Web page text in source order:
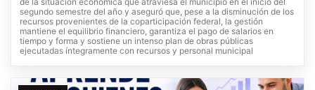
segundo semestre del año y aseguró que, pese a la disminución de los
recursos provenientes de la coparticipación federal, la gestión
mantiene el equilibrio financiero, garantiza el pago de salarios en
tiempo y forma y sostiene un intenso plan de obras públicas
ejecutadas íntegramente con recursos y personal municipal